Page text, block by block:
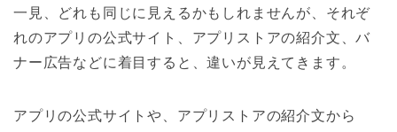
一見、どれも同じに見えるかもしれませんが、それぞ
れのアプリの公式サイト、アプリストアの紹介文、バ
ナー広告などに着目すると、違いが見えてきます。
アプリの公式サイトや、アプリストアの紹介文から